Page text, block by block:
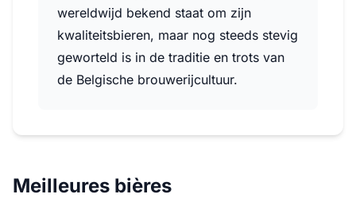
wereldwijd bekend staat om zijn
kwaliteitsbieren, maar nog steeds stevig
geworteld is in de traditie en trots van
de Belgische brouwerijcultuur.
Meilleures bières